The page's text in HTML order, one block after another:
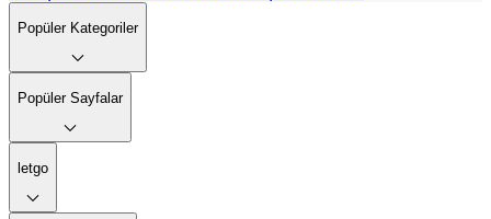
Popüler Kategoriler
Popüler Sayfalar
letgo